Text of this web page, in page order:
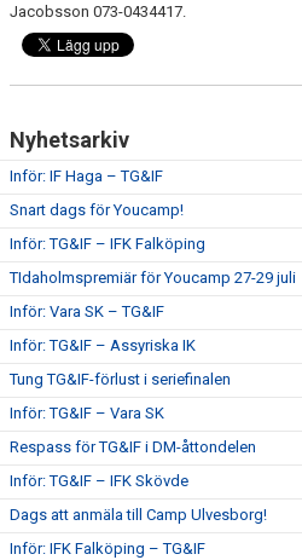
MATCHER
PLANSCHEMA
Jacobsson 073-0434417.
Nyhetsarkiv
Inför: IF Haga – TG&IF
Snart dags för Youcamp!
Inför: TG&IF – IFK Falköping
TIdaholmspremiär för Youcamp 27-29 juli
Inför: Vara SK – TG&IF
Inför: TG&IF – Assyriska IK
Tung TG&IF-förlust i seriefinalen
Inför: TG&IF – Vara SK
Respass för TG&IF i DM-åttondelen
Inför: TG&IF – IFK Skövde
Dags att anmäla till Camp Ulvesborg!
Inför: IFK Falköping – TG&IF